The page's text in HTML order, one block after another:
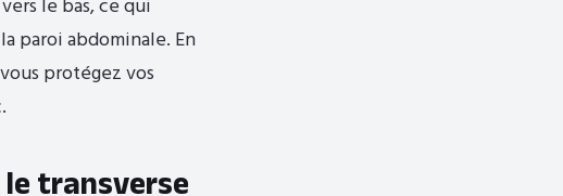
le bas, ce qui
paroi abdominale. En
protégez vos
le transverse